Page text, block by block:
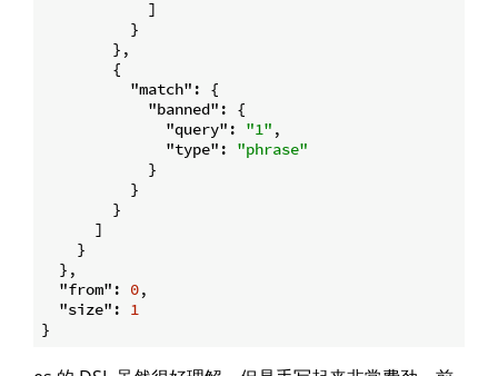
            ]
          }
        },
        {
"match" : {
"banned" : {
"query" : "1" ,
"type" : "phrase"
            }
          }
        }
      ]
    }
  },
"from" : 0,
"size" : 1